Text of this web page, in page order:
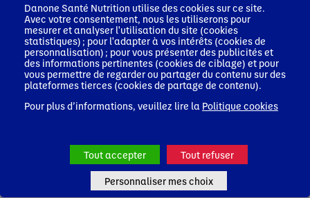
Les informations que vous nous communiquez
font l'objet d'un traitement sur la base de votre
consentement, par Nutricia Nutrition Clinique
SAS, responsable de ce traitement, afin de vous
inscrire, accéder à la plateforme et recevoir des
newsletters, le cas échéant.
durée de 3 ans après le dernier contact actif avec
Blédina SAS en charge de la gestion du service
professionnels de santé (PDS) ainsi que de leurs
prestataires en charge de l’hébergement et
gestion de nos bases de données.
Danone Santé Nutrition utilise des cookies sur ce site.
Avec votre consentement, nous les utiliserons pour
mesurer et analyser l'utilisation du site (cookies
statistiques) ; pour l'adapter à vos intérêts (cookies de
personnalisation) ; pour vous présenter des publicités et
des informations pertinentes (cookies de ciblage) et pour
vous permettre de regarder ou partager du contenu sur des
plateformes tierces (cookies de partage de contenu).
Pour plus d’informations, veuillez lire la Politique cookies
Tout accepter Tout refuser
Personnaliser mes choix